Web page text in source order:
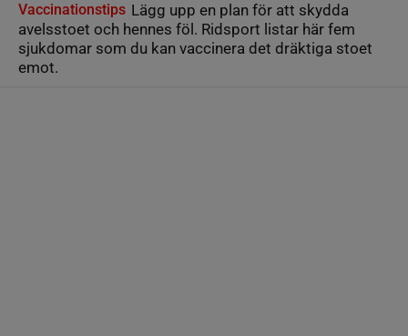
Vaccinationstips Lägg upp en plan för att skydda
avelsstoet och hennes föl. Ridsport listar här fem
sjukdomar som du kan vaccinera det dräktiga stoet
emot.